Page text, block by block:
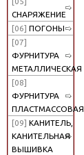
СНАРЯЖЕНИЕ
[06] ПОГОНЫ
[07]
ФУРНИТУРА
МЕТАЛЛИЧЕСКАЯ
[08]
ФУРНИТУРА
ПЛАСТМАССОВАЯ
[09] КАНИТЕЛЬ,
КАНИТЕЛЬНАЯ
ВЫШИВКА